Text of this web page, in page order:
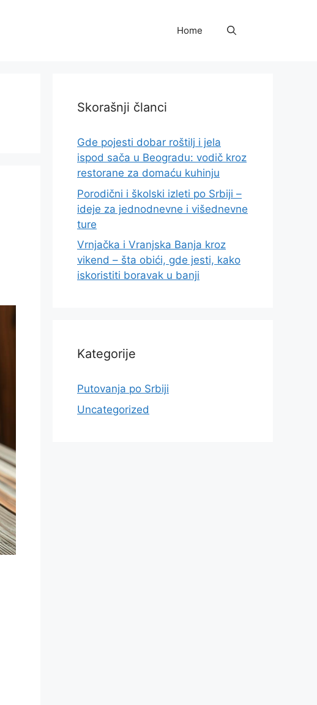
Home
Skorašnji članci
Gde pojesti dobar roštilj i jela
ispod sača u Beogradu: vodič kroz
restorane za domaću kuhinju
Porodični i školski izleti po Srbiji –
ideje za jednodnevne i višednevne
ture
Vrnjačka i Vranjska Banja kroz
vikend – šta obići, gde jesti, kako
iskoristiti boravak u banji
Kategorije
Putovanja po Srbiji
Uncategorized